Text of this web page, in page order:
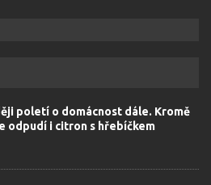
poletí o domácnost dále. Kromě
odpudí i citron s hřebíčkem